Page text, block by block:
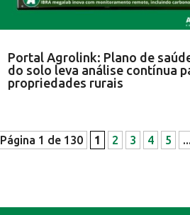
Portal Agrolink: Plano de
do solo leva análise contínua
propriedades rurais
Página 1 de 130 1 2 3 4 5 ...